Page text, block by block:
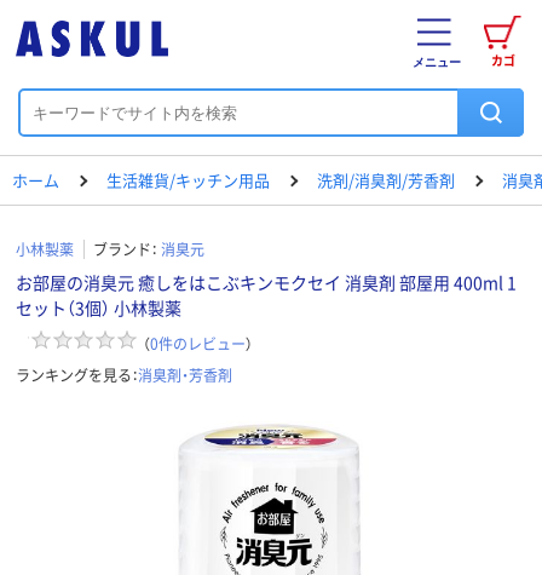
カゴ
メニュー
ホーム 生活雑貨/キッチン用品 洗剤/消臭剤/芳香剤 消臭
小林製薬 ブランド： 消臭元
お部屋の消臭元 癒しをはこぶキンモクセイ 消臭剤 部屋用 400ml 1
セット（3個） 小林製薬
（0件のレビュー）
ランキングを見る：消臭剤・芳香剤